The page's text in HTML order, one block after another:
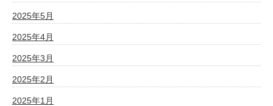
2025年5月
2025年4月
2025年3月
2025年2月
2025年1月